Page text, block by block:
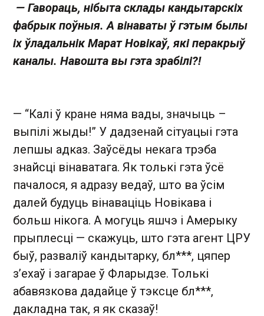
— Гавораць, нібыта склады кандытарскіх
фабрык поўныя. А вінаваты ў гэтым былы
іх ўладальнік Марат Новікаў, які перакрыў
каналы. Навошта вы гэта зрабілі?!
— “Калі ў кране няма вады, значыць –
выпілі жыды!” У дадзенай сітуацыі гэта
лепшы адказ. Заўсёды некага трэба
знайсці вінаватага. Як толькі гэта ўсё
пачалося, я адразу ведаў, што ва ўсім
далей будуць вінаваціць Новікава і
больш нікога. А могуць яшчэ і Амерыку
прыплесці — скажуць, што гэта агент ЦРУ
быў, разваліў кандытарку, бл***, цяпер
з’ехаў і загарае ў Фларыдзе. Толькі
абавязкова дадайце ў тэксце бл***,
дакладна так, я як сказаў!